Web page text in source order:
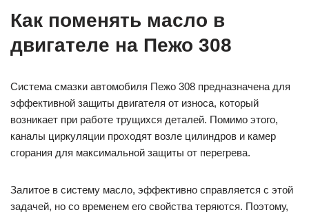
Как поменять масло в
двигателе на Пежо 308
Система смазки автомобиля Пежо 308 предназначена для
эффективной защиты двигателя от износа, который
возникает при работе трущихся деталей. Помимо этого,
каналы циркуляции проходят возле цилиндров и камер
сгорания для максимальной защиты от перегрева.
Залитое в систему масло, эффективно справляется с этой
задачей, но со временем его свойства теряются. Поэтому,